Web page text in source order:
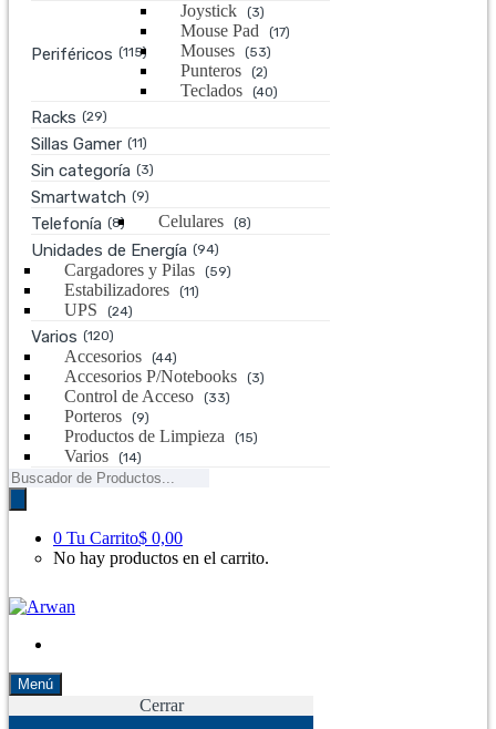
Periféricos (115)
Joystick (3)
Mouse Pad (17)
Mouses (53)
Punteros (2)
Teclados (40)
Racks (29)
Sillas Gamer (11)
Sin categoría (3)
Smartwatch (9)
Telefonía (8) Celulares (8)
Unidades de Energía (94)
Cargadores y Pilas (59)
Estabilizadores (11)
UPS (24)
Varios (120)
Accesorios (44)
Accesorios P/Notebooks (3)
Control de Acceso (33)
Porteros (9)
Productos de Limpieza (15)
Varios (14)
Búsqueda
de
productos
0 Tu Carrito$ 0,00
No hay productos en el carrito.
Menú
Cerrar